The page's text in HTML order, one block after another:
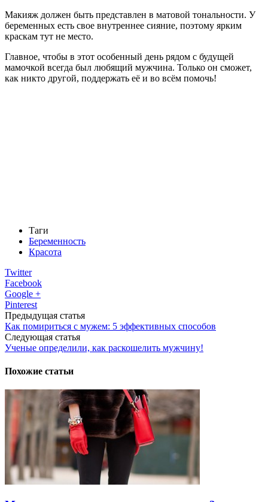
Макияж должен быть представлен в матовой тональности. У
беременных есть свое внутреннее сияние, поэтому ярким
краскам тут не место.
Главное, чтобы в этот особенный день рядом с будущей
мамочкой всегда был любящий мужчина. Только он сможет,
как никто другой, поддержать её и во всём помочь!
Таги
Беременность
Красота
Twitter
Facebook
Google +
Pinterest
Предыдущая статья
Как помириться с мужем: 5 эффективных способов
Следующая статья
Ученые определили, как раскошелить мужчину!
Похожие статьи